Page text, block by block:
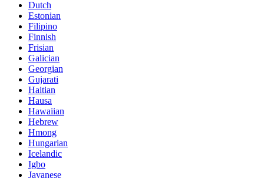
Dutch
Estonian
Filipino
Finnish
Frisian
Galician
Georgian
Gujarati
Haitian
Hausa
Hawaiian
Hebrew
Hmong
Hungarian
Icelandic
Igbo
Javanese